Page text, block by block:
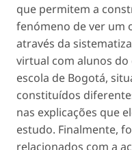
que permitem a
fenómeno de ver um
através da
virtual com alunos
escola de Bogotá,
constituídos
nas explicações que
estudo. Finalmente,
relacionados com a